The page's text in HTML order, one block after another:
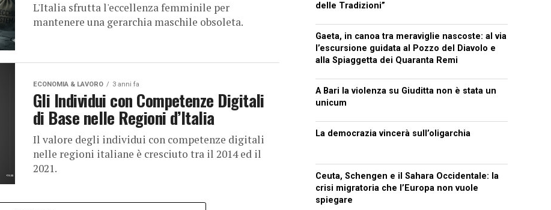
L'Italia sfrutta l'eccellenza femminile per
mantenere una gerarchia maschile obsoleta.
ECONOMIA & LAVORO 3 anni fa
Gli Individui con Competenze Digitali
di Base nelle Regioni d’Italia
Il valore degli individui con competenze digitali
nelle regioni italiane è cresciuto tra il 2014 ed il
2021.
delle Tradizioni”
Gaeta, in canoa tra meraviglie nascoste: al via
l’escursione guidata al Pozzo del Diavolo e
alla Spiaggetta dei Quaranta Remi
A Bari la violenza su Giuditta non è stata un
unicum
La democrazia vincerà sull’oligarchia
Ceuta, Schengen e il Sahara Occidentale: la
crisi migratoria che l’Europa non vuole
spiegare